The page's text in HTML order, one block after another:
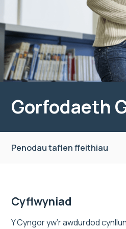
Gorfodaeth
Penodau taflen ffeithiau
Cyflwyniad
Y Cyngor yw’r awdurdod